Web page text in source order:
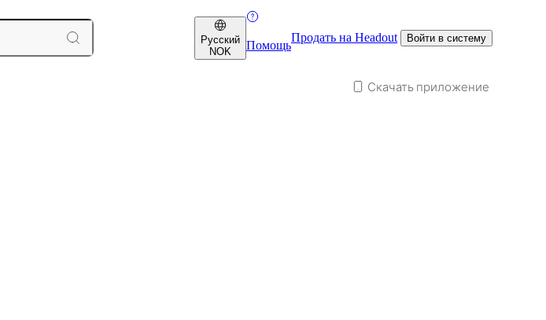
Русский
NOK
Помощь
Продать на Headout Войти в систему
Скачать приложение